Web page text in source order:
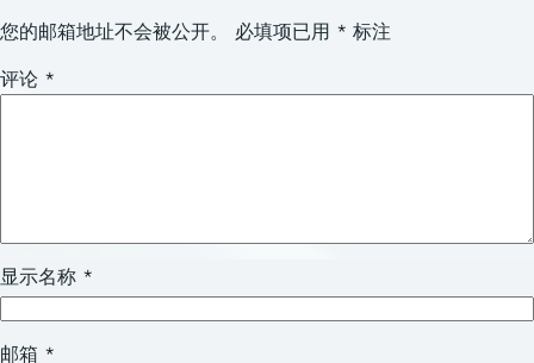
您的邮箱地址不会被公开。 必填项已用 * 标注
评论 *
显示名称 *
邮箱 *